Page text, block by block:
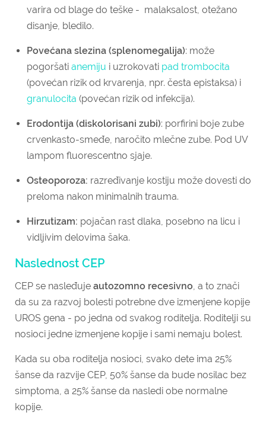
varira od blage do teške - malaksalost, otežano
disanje, bledilo.
Povećana slezina (splenomegalija): može
pogoršati anemiju i uzrokovati pad trombocita
(povećan rizik od krvarenja, npr. česta epistaksa) i
granulocita (povećan rizik od infekcija).
Erodontija (diskolorisani zubi): porfirini boje zube
crvenkasto-smeđe, naročito mlečne zube. Pod UV
lampom fluorescentno sjaje.
Osteoporoza: razređivanje kostiju može dovesti do
preloma nakon minimalnih trauma.
Hirzutizam: pojačan rast dlaka, posebno na licu i
vidljivim delovima šaka.
Naslednost CEP
CEP se nasleđuje autozomno recesivno, a to znači
da su za razvoj bolesti potrebne dve izmenjene kopije
UROS gena - po jedna od svakog roditelja. Roditelji su
nosioci jedne izmenjene kopije i sami nemaju bolest.
Kada su oba roditelja nosioci, svako dete ima 25%
šanse da razvije CEP, 50% šanse da bude nosilac bez
simptoma, a 25% šanse da nasledi obe normalne
kopije.